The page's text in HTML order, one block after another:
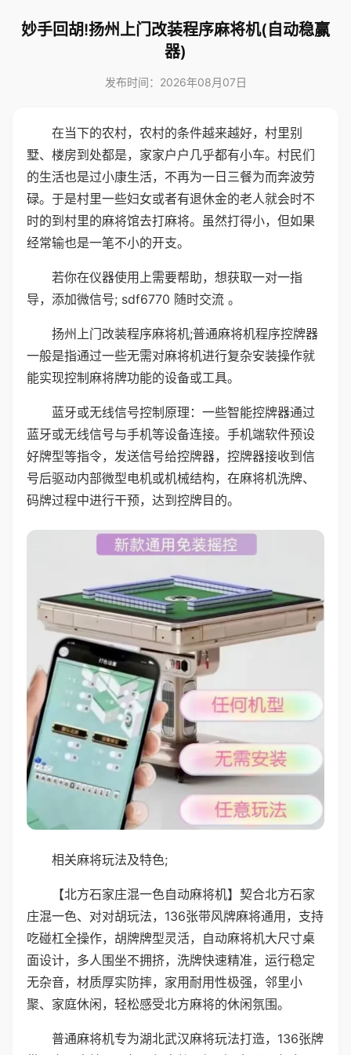
妙手回胡!扬州上门改装程序麻将机(自动稳赢
器)
发布时间：2026年08月07日
在当下的农村，农村的条件越来越好，村里别
墅、楼房到处都是，家家户户几乎都有小车。村民们
的生活也是过小康生活，不再为一日三餐为而奔波劳
碌。于是村里一些妇女或者有退休金的老人就会时不
时的到村里的麻将馆去打麻将。虽然打得小，但如果
经常输也是一笔不小的开支。
若你在仪器使用上需要帮助，想获取一对一指
导，添加微信号; sdf6770 随时交流 。
扬州上门改装程序麻将机;普通麻将机程序控牌器
一般是指通过一些无需对麻将机进行复杂安装操作就
能实现控制麻将牌功能的设备或工具。
蓝牙或无线信号控制原理：一些智能控牌器通过
蓝牙或无线信号与手机等设备连接。手机端软件预设
好牌型等指令，发送信号给控牌器，控牌器接收到信
号后驱动内部微型电机或机械结构，在麻将机洗牌、
码牌过程中进行干预，达到控牌目的。
相关麻将玩法及特色;
【北方石家庄混一色自动麻将机】契合北方石家
庄混一色、对对胡玩法，136张带风牌麻将通用，支持
吃碰杠全操作，胡牌牌型灵活，自动麻将机大尺寸桌
面设计，多人围坐不拥挤，洗牌快速精准，运行稳定
无杂音，材质厚实防摔，家用耐用性极强，邻里小
聚、家庭休闲，轻松感受北方麻将的休闲氛围。
普通麻将机专为湖北武汉麻将玩法打造，136张牌